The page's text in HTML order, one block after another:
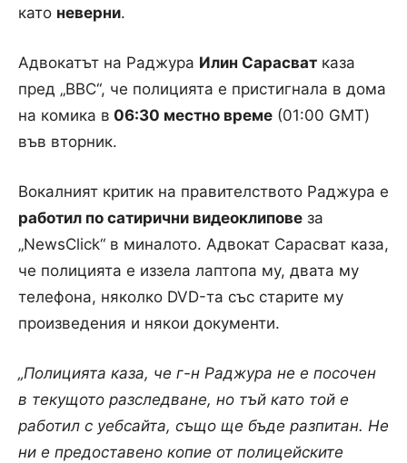
като неверни.
Адвокатът на Раджура Илин Сарасват каза
пред „BBC“, че полицията е пристигнала в дома
на комика в 06:30 местно време (01:00 GMT)
във вторник.
Вокалният критик на правителството Раджура е
работил по сатирични видеоклипове за
„NewsClick“ в миналото. Адвокат Сарасват каза,
че полицията е иззела лаптопа му, двата му
телефона, няколко DVD-та със старите му
произведения и някои документи.
„Полицията каза, че г-н Раджура не е посочен
в текущото разследване, но тъй като той е
работил с уебсайта, също ще бъде разпитан. Не
ни е предоставено копие от полицейските